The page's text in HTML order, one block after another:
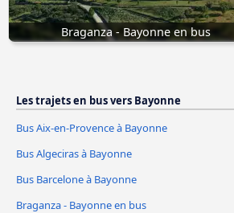
Braganza - Bayonne en bus
Les trajets en bus vers Bayonne
Bus Aix-en-Provence à Bayonne
Bus Algeciras à Bayonne
Bus Barcelone à Bayonne
Braganza - Bayonne en bus